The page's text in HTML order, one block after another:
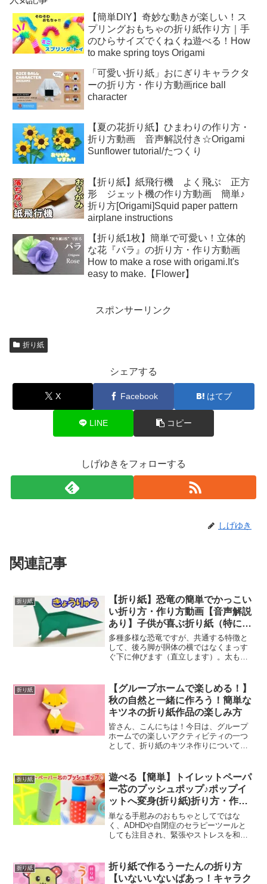
【簡単DIY】奇妙な動きが楽しい！ス
プリングおもちゃの折り紙作り方｜手
のひらサイズでくねくね遊べる！How
to make spring toys Origami
「可愛い折り紙」おにぎりキャラクタ
ーの折り方・作り方動画rice ball
character
【夏の花折り紙】ひまわりの作り方・
折り方動画 音声解説付き☆Origami
Sunflower tutorial/たつくり
【折り紙】紙飛行機 よく飛ぶ 正方
形 ジェット機の作り方動画 簡単♪
折り方[Origami]Squid paper pattern
airplane instructions
【折り紙1枚】簡単で可愛い！立体的
な花『バラ』の折り方・作り方動画
How to make a rose with origami.It's
easy to make.【Flower】
スポンサーリンク
折り紙
シェアする
X Facebook はてブ
LINE コピー
しげゆきをフォローする
しげゆき
関連記事
折り紙
【折り紙】恐竜の簡単でかっこい
い折り方・作り方動画【音声解説
あり】子供が喜ぶ折り紙（特に男
の子向け！）dinosaur
多種多様な恐竜ですが、共通する特徴と
して、後ろ脚が胴体の横ではなくまっす
ぐ下に伸びます（直立します）。太もも
穴にはまるようになっています。また、
足首の関節は、足が前...
折り紙
【グループホームで楽しめる！】
秋の自然と一緒に作ろう！簡単な
キツネの折り紙作品の楽しみ方
皆さん、こんにちは！今日は、グループ
ホームでの楽しいアクティビティの一つ
として、折り紙のキツネ作りについてお
ルに仕上げていますが、お好みで口やひ
げなども描いて仕上げてく...
折り紙
遊べる【簡単】トイレットペーパ
ー芯のプッシュポップ♪ポップイ
ットへ変身(折り紙)折り方・作り
方動画origami push pop
単なる手慰みのおもちゃとしてではな
く、ADHDや自閉症のセラピーツールと
しても注目され、緊張やストレスを和ら
集中力をたかめたり、気持ちを落ち着か
せることに一役かっている...
折り紙
折り紙で作るうーたんの折り方
【いないいないばあっ！キャラク